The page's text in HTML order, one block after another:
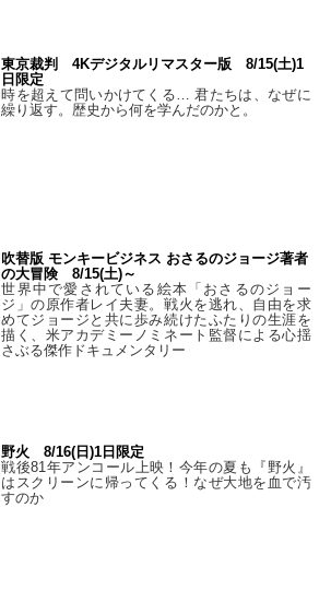
東京裁判 4Kデジタルリマスター版 8/15(土)1
日限定
時を超えて問いかけてくる… 君たちは、なぜに
繰り返す。歴史から何を学んだのかと。
吹替版 モンキービジネス おさるのジョージ著者
の大冒険 8/15(土)～
世界中で愛されている絵本「おさるのジョー
ジ」の原作者レイ夫妻。戦火を逃れ、自由を求
めてジョージと共に歩み続けたふたりの生涯を
描く、米アカデミーノミネート監督による心揺
さぶる傑作ドキュメンタリー
野火 8/16(日)1日限定
戦後81年アンコール上映！今年の夏も『野火』
はスクリーンに帰ってくる！なぜ大地を血で汚
すのか